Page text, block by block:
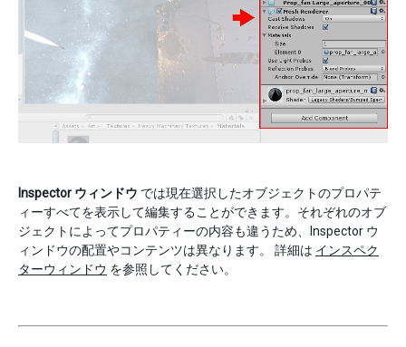
Inspector ウィンドウ では現在選択したオブジェクトのプロパテ
ィーすべてを表示して編集することができます。それぞれのオブ
ジェクトによってプロパティーの内容も違うため、Inspector ウ
ィンドウの配置やコンテンツは異なります。 詳細は インスペク
ターウィンドウ を参照してください。